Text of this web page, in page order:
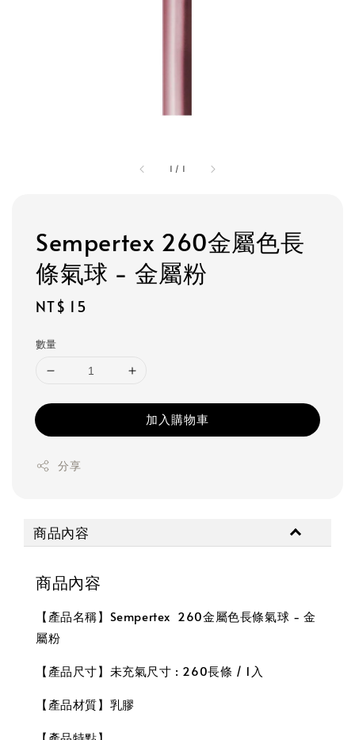
1 / 1
Sempertex 260金屬色長
條氣球 - 金屬粉
Regular
NT$ 15
數量
加入購物車
分享
商品內容
商品內容
【產品名稱】Sempertex 260金屬色長條氣球 - 金
屬粉
【產品尺寸】未充氣尺寸 : 260長條 / 1入
【產品材質】乳膠